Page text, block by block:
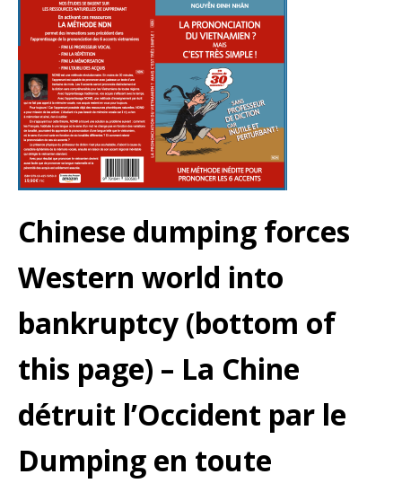
Chinese dumping forces
Western world into
bankruptcy (bottom of
this page) – La Chine
détruit l’Occident par le
Dumping en toute